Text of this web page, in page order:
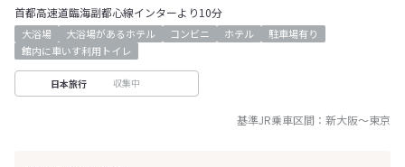
首都高速道臨海副都心線インターより10分
大浴場 大浴場があるホテル コンビニ ホテル
駐車場有り
館内に車いす利用トイレ
日本旅行 収集中
基準JR乗車区間： 新大阪～東京